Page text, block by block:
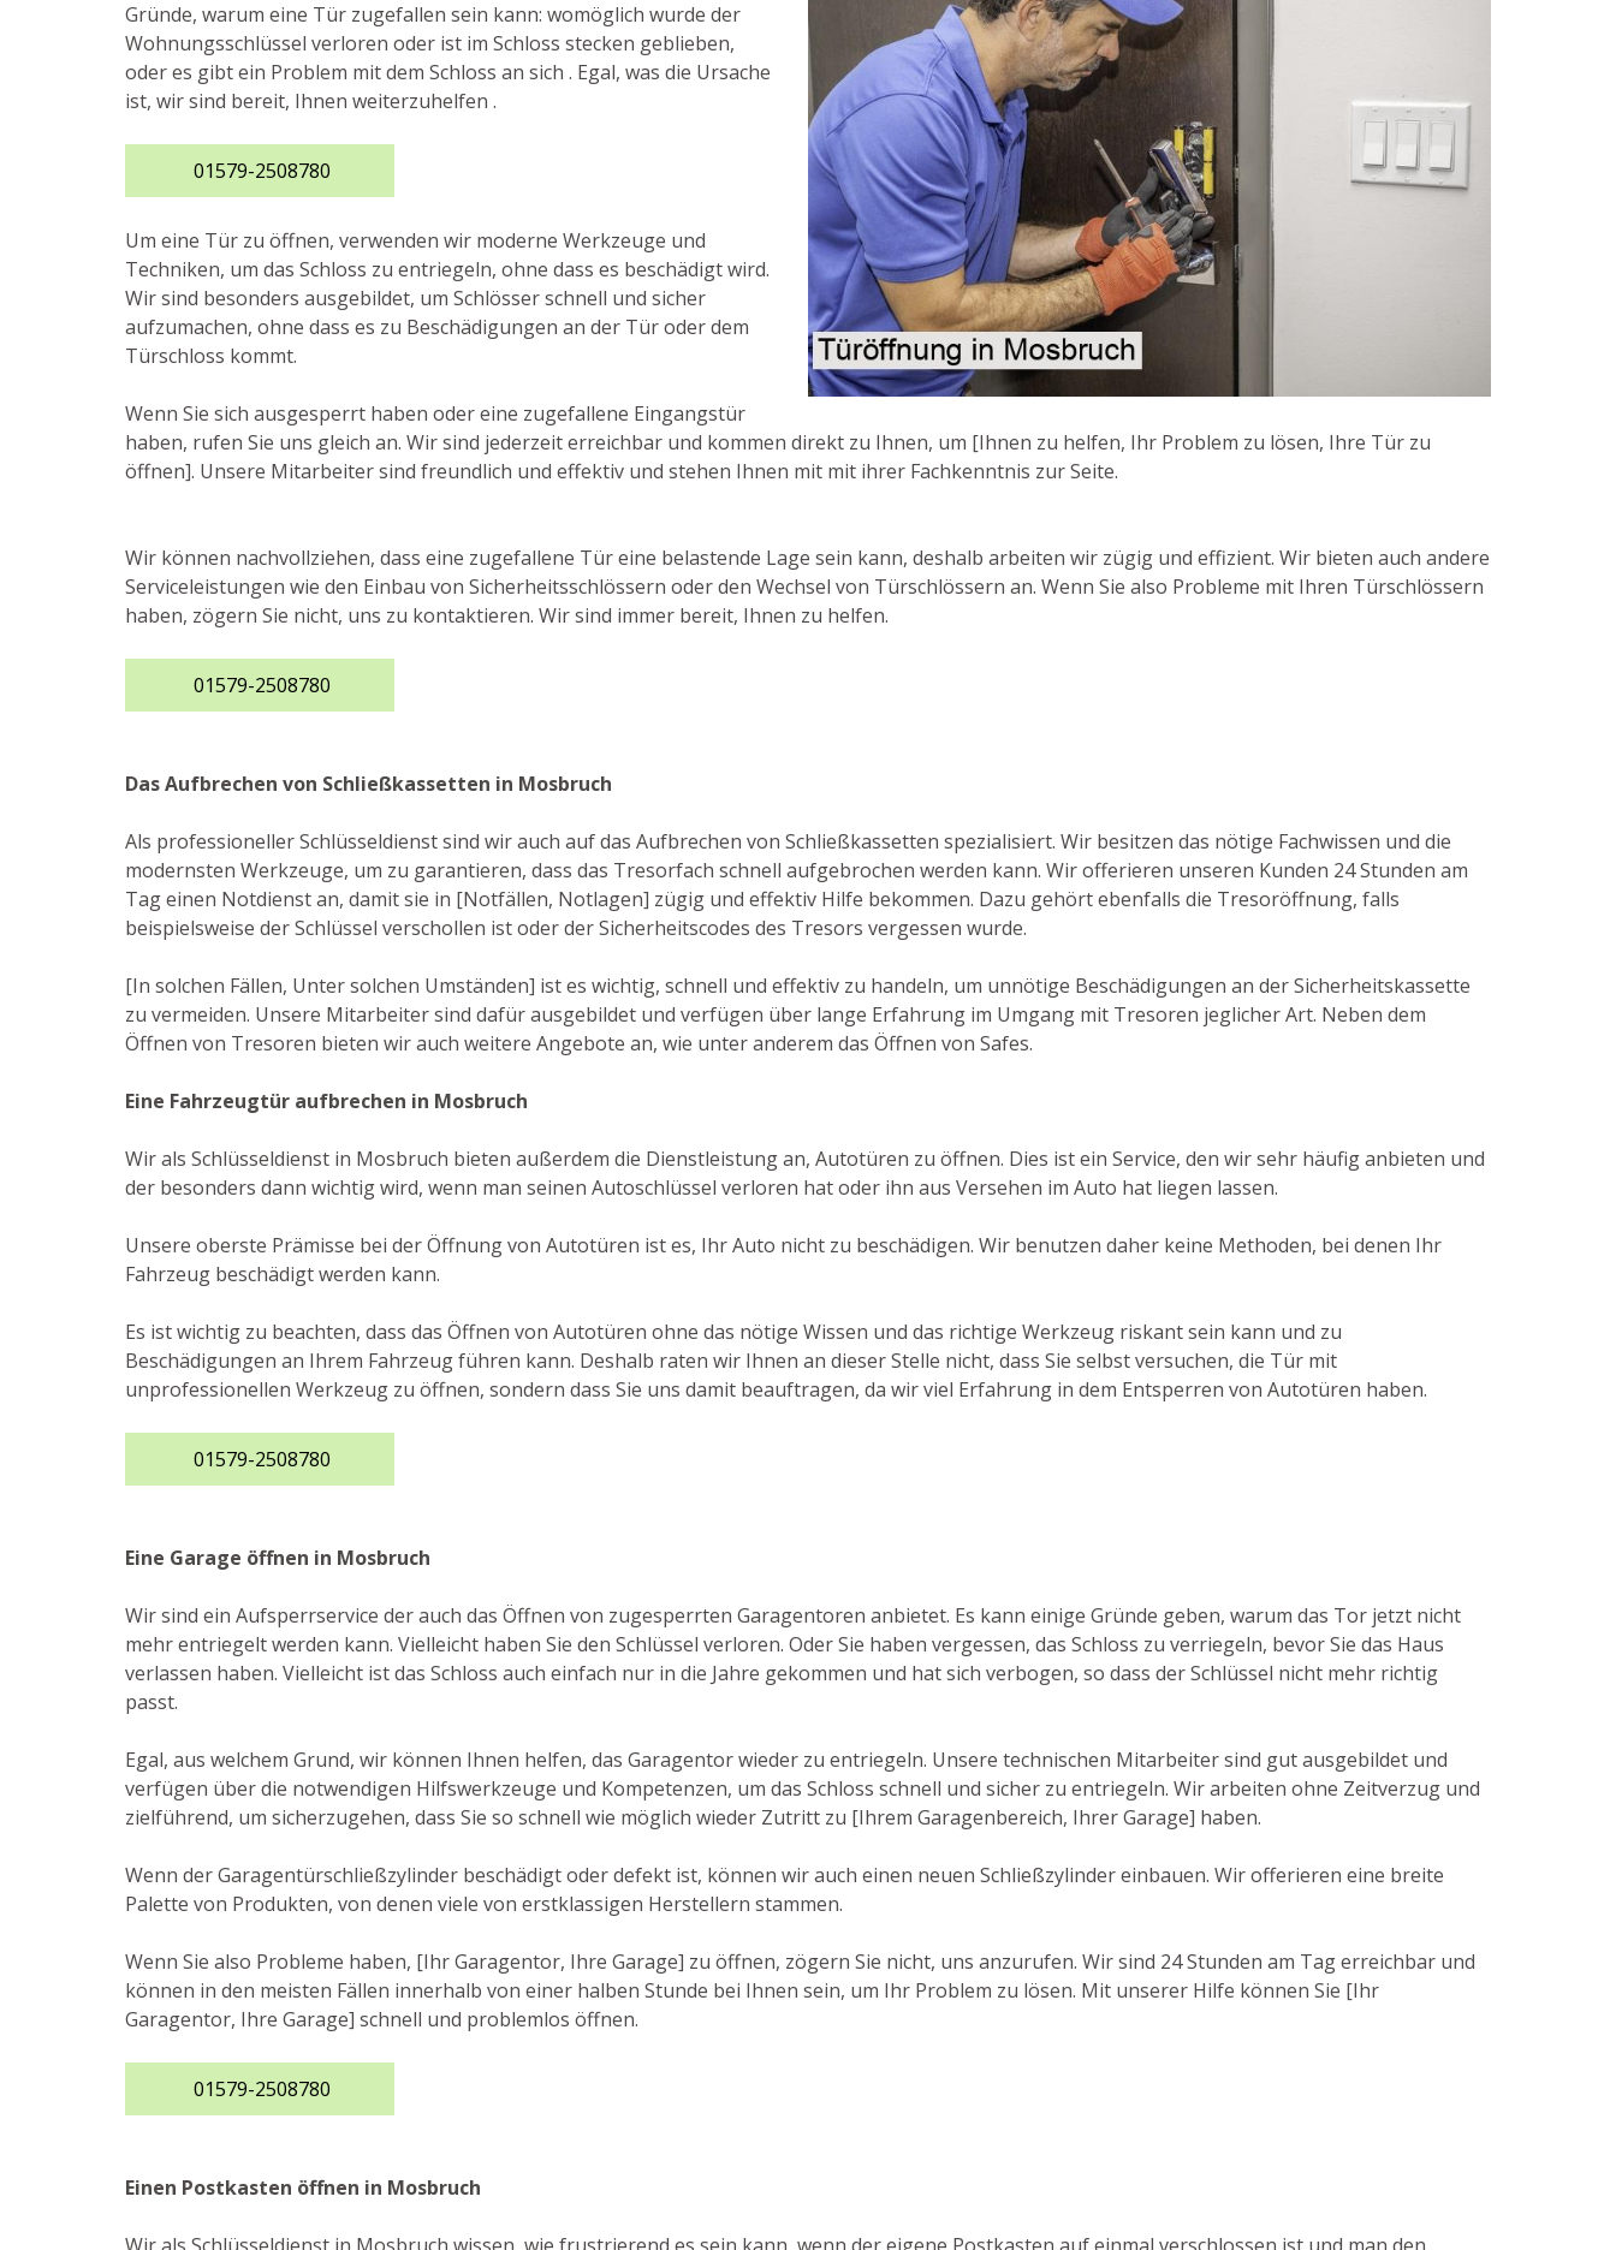
Gründe, warum eine Tür zugefallen sein kann: womöglich wurde der
Wohnungsschlüssel verloren oder ist im Schloss stecken geblieben,
oder es gibt ein Problem mit dem Schloss an sich . Egal, was die Ursache
ist, wir sind bereit, Ihnen weiterzuhelfen .
01579-2508780
Um eine Tür zu öffnen, verwenden wir moderne Werkzeuge und
Techniken, um das Schloss zu entriegeln, ohne dass es beschädigt wird.
Wir sind besonders ausgebildet, um Schlösser schnell und sicher
aufzumachen, ohne dass es zu Beschädigungen an der Tür oder dem
Türschloss kommt.
Wenn Sie sich ausgesperrt haben oder eine zugefallene Eingangstür
haben, rufen Sie uns gleich an. Wir sind jederzeit erreichbar und kommen direkt zu Ihnen, um [Ihnen zu helfen, Ihr Problem zu lösen, Ihre Tür zu
öffnen]. Unsere Mitarbeiter sind freundlich und effektiv und stehen Ihnen mit mit ihrer Fachkenntnis zur Seite.
Wir können nachvollziehen, dass eine zugefallene Tür eine belastende Lage sein kann, deshalb arbeiten wir zügig und effizient. Wir bieten auch andere
Serviceleistungen wie den Einbau von Sicherheitsschlössern oder den Wechsel von Türschlössern an. Wenn Sie also Probleme mit Ihren Türschlössern
haben, zögern Sie nicht, uns zu kontaktieren. Wir sind immer bereit, Ihnen zu helfen.
01579-2508780
Das Aufbrechen von Schließkassetten in Mosbruch
Als professioneller Schlüsseldienst sind wir auch auf das Aufbrechen von Schließkassetten spezialisiert. Wir besitzen das nötige Fachwissen und die
modernsten Werkzeuge, um zu garantieren, dass das Tresorfach schnell aufgebrochen werden kann. Wir offerieren unseren Kunden 24 Stunden am
Tag einen Notdienst an, damit sie in [Notfällen, Notlagen] zügig und effektiv Hilfe bekommen. Dazu gehört ebenfalls die Tresoröffnung, falls
beispielsweise der Schlüssel verschollen ist oder der Sicherheitscodes des Tresors vergessen wurde.
[In solchen Fällen, Unter solchen Umständen] ist es wichtig, schnell und effektiv zu handeln, um unnötige Beschädigungen an der Sicherheitskassette
zu vermeiden. Unsere Mitarbeiter sind dafür ausgebildet und verfügen über lange Erfahrung im Umgang mit Tresoren jeglicher Art. Neben dem
Öffnen von Tresoren bieten wir auch weitere Angebote an, wie unter anderem das Öffnen von Safes.
Eine Fahrzeugtür aufbrechen in Mosbruch
Wir als Schlüsseldienst in Mosbruch bieten außerdem die Dienstleistung an, Autotüren zu öffnen. Dies ist ein Service, den wir sehr häufig anbieten und
der besonders dann wichtig wird, wenn man seinen Autoschlüssel verloren hat oder ihn aus Versehen im Auto hat liegen lassen.
Unsere oberste Prämisse bei der Öffnung von Autotüren ist es, Ihr Auto nicht zu beschädigen. Wir benutzen daher keine Methoden, bei denen Ihr
Fahrzeug beschädigt werden kann.
Es ist wichtig zu beachten, dass das Öffnen von Autotüren ohne das nötige Wissen und das richtige Werkzeug riskant sein kann und zu
Beschädigungen an Ihrem Fahrzeug führen kann. Deshalb raten wir Ihnen an dieser Stelle nicht, dass Sie selbst versuchen, die Tür mit
unprofessionellen Werkzeug zu öffnen, sondern dass Sie uns damit beauftragen, da wir viel Erfahrung in dem Entsperren von Autotüren haben.
01579-2508780
Eine Garage öffnen in Mosbruch
Wir sind ein Aufsperrservice der auch das Öffnen von zugesperrten Garagentoren anbietet. Es kann einige Gründe geben, warum das Tor jetzt nicht
mehr entriegelt werden kann. Vielleicht haben Sie den Schlüssel verloren. Oder Sie haben vergessen, das Schloss zu verriegeln, bevor Sie das Haus
verlassen haben. Vielleicht ist das Schloss auch einfach nur in die Jahre gekommen und hat sich verbogen, so dass der Schlüssel nicht mehr richtig
passt.
Egal, aus welchem Grund, wir können Ihnen helfen, das Garagentor wieder zu entriegeln. Unsere technischen Mitarbeiter sind gut ausgebildet und
verfügen über die notwendigen Hilfswerkzeuge und Kompetenzen, um das Schloss schnell und sicher zu entriegeln. Wir arbeiten ohne Zeitverzug und
zielführend, um sicherzugehen, dass Sie so schnell wie möglich wieder Zutritt zu [Ihrem Garagenbereich, Ihrer Garage] haben.
Wenn der Garagentürschließzylinder beschädigt oder defekt ist, können wir auch einen neuen Schließzylinder einbauen. Wir offerieren eine breite
Palette von Produkten, von denen viele von erstklassigen Herstellern stammen.
Wenn Sie also Probleme haben, [Ihr Garagentor, Ihre Garage] zu öffnen, zögern Sie nicht, uns anzurufen. Wir sind 24 Stunden am Tag erreichbar und
können in den meisten Fällen innerhalb von einer halben Stunde bei Ihnen sein, um Ihr Problem zu lösen. Mit unserer Hilfe können Sie [Ihr
Garagentor, Ihre Garage] schnell und problemlos öffnen.
01579-2508780
Einen Postkasten öffnen in Mosbruch